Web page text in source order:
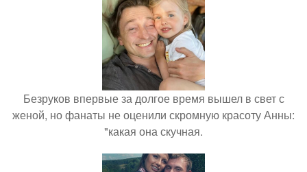
Безруков впервые за долгое время вышел в свет с
женой, но фанаты не оценили скромную красоту Анны:
"какая она скучная.